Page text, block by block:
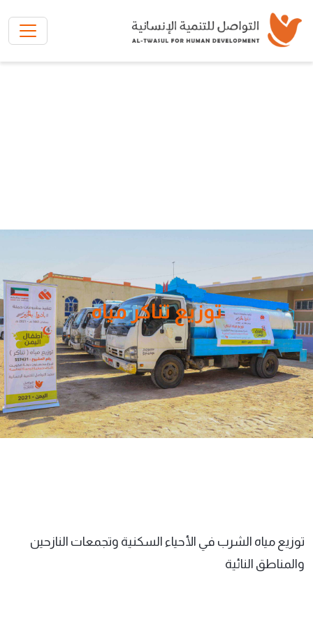
توزيع تناكر مياه
توزيع مياه الشرب في الأحياء السكنية وتجمعات النازحين
والمناطق النائية